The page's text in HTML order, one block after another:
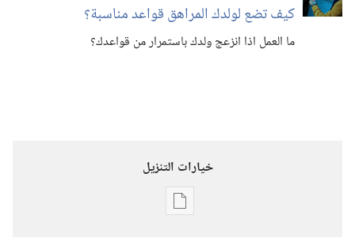
كيف تضع لولدك المراهق قواعد مناسبة؟‏
ما العمل اذا انزعج ولدك باستمرار من قواعدك؟‏
خيارات التنزيل
خيارات